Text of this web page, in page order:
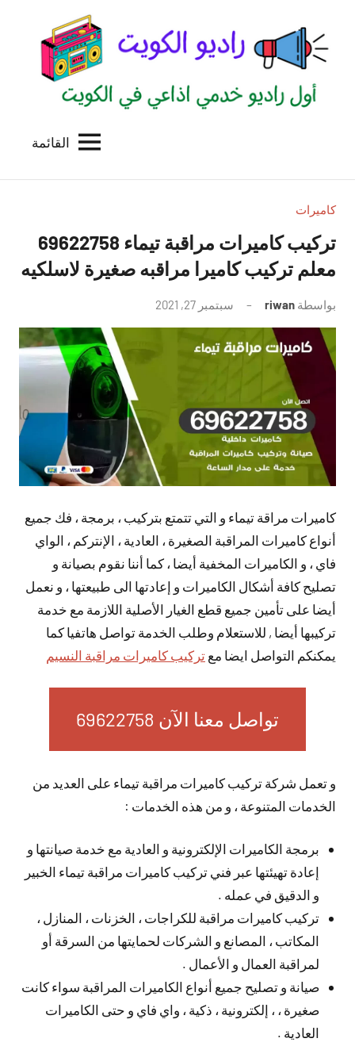
المحتوى
الكويت
للاعلانات
بالكويت
القائمة
كاميرات
تركيب كاميرات مراقبة تيماء 69622758
معلم تركيب كاميرا مراقبه صغيرة لاسلكيه
بواسطة riwan سبتمبر 27, 2021
توجد
تعليقات
كاميرات مراقة تيماء و التي تتمتع بتركيب ، برمجة ، فك جميع
أنواع كاميرات المراقبة الصغيرة ، العادية ، الإنتركم ، الواي
فاي ، و الكاميرات المخفية أيضا ، كما أننا نقوم بصيانة و
تصليح كافة أشكال الكاميرات و إعادتها الى طبيعتها ، و نعمل
أيضا على تأمين جميع قطع الغيار الأصلية اللازمة مع خدمة
تركيبها أيضا , للاستعلام وطلب الخدمة تواصل هاتفيا كما
يمكنكم التواصل ايضا مع تركيب كاميرات مراقبة النسيم
تواصل معنا الآن 69622758
و تعمل شركة تركيب كاميرات مراقبة تيماء على العديد من
الخدمات المتنوعة ، و من هذه الخدمات :
برمجة الكاميرات الإلكترونية و العادية مع خدمة صيانتها و
إعادة تهيئتها عبر فني تركيب كاميرات مراقبة تيماء الخبير
و الدقيق في عمله .
تركيب كاميرات مراقبة للكراجات ، الخزنات ، المنازل ،
المكاتب ، المصانع و الشركات لحمايتها من السرقة أو
لمراقبة العمال و الأعمال .
صيانة و تصليح جميع أنواع الكاميرات المراقبة سواء كانت
صغيرة ، ، إلكترونية ، ذكية ، واي فاي و حتى الكاميرات
العادية .